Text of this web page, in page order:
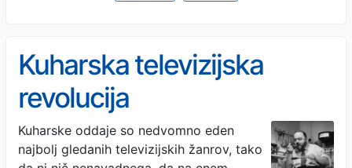
Kuharska televizijska
revolucija
Kuharske oddaje so nedvomno eden
najbolj gledanih televizijskih žanrov, tako